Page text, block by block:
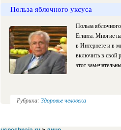
Польза яблочного уксуса
Польза
Египта. Многие
в Интернете и в
включить в свой
этот
Рубрика: Здоровье человека